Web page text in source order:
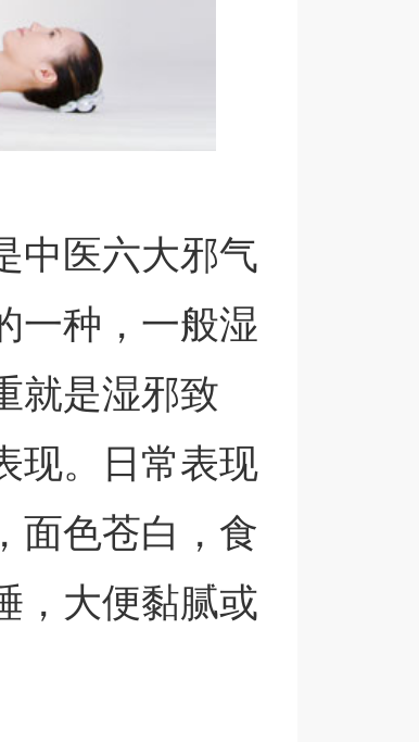
中医六大邪气
一种，一般湿
就是湿邪致
现。日常表现
面色苍白，食
，大便黏腻或